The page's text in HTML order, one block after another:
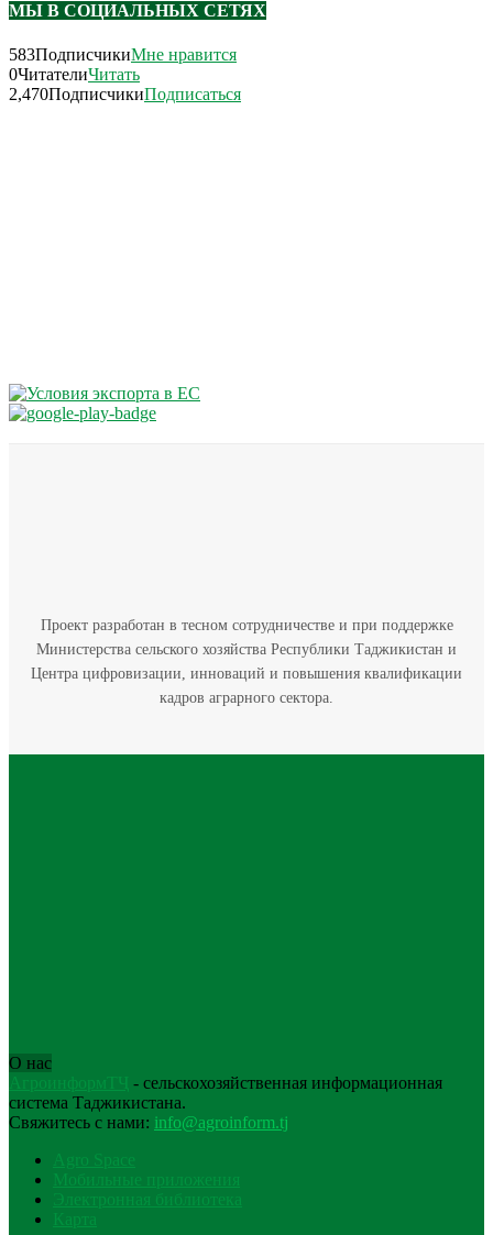
МЫ В СОЦИАЛЬНЫХ СЕТЯХ
583ПодписчикиМне нравится
0ЧитателиЧитать
2,470ПодписчикиПодписаться
Проект разработан в тесном сотрудничестве и при поддержке
Министерства сельского хозяйства Республики Таджикистан и
Центра цифровизации, инноваций и повышения квалификации
кадров аграрного сектора.
О нас
АгроинформТҶ - сельскохозяйственная информационная
система Таджикистана.
Свяжитесь с нами: info@agroinform.tj
Agro Space
Мобильные приложения
Электронная библиотека
Карта